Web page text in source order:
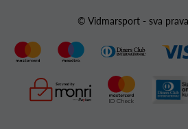
© Vidmarsport - sva